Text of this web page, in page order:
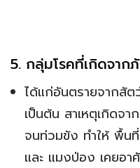
5. กลุ่มโรคที่เกิดจา
ได้แก่อันตรายจากสั
เป็นต้น สาเหตุเกิดจ
จนท่วมขัง ทำให้ พื้น
และ แมงป่อง เคยอา